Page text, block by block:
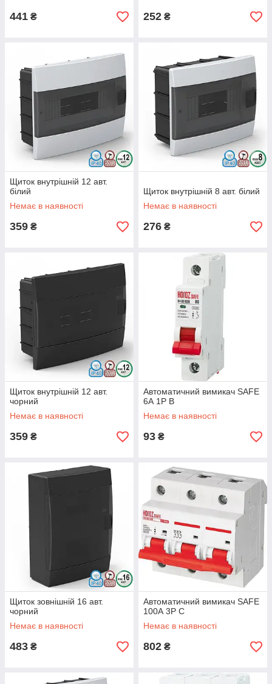
441 ₴ 252 ₴
Щиток внутрішній 12 авт.
білий
Немає в наявності
359 ₴
Щиток внутрішній 8 авт. білий
Немає в наявності
276 ₴
Щиток внутрішній 12 авт.
чорний
Немає в наявності
359 ₴
Автоматичний вимикач SAFE
6А 1P В
Немає в наявності
93 ₴
Щиток зовнішній 16 авт.
чорний
Немає в наявності
483 ₴
Автоматичний вимикач SAFE
100А 3P С
Немає в наявності
802 ₴